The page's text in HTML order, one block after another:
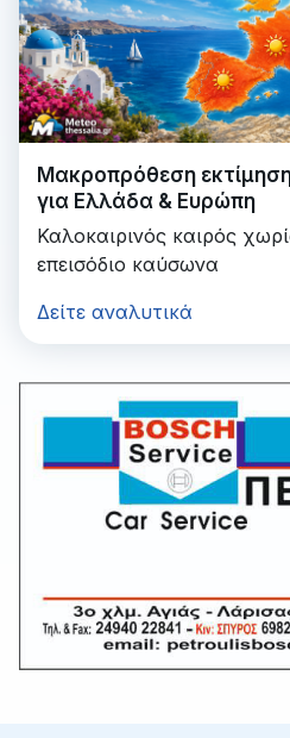
Μακροπρόθεση
για Ελλάδα & Ευρώπη
Καλοκαιρινός καιρός
επεισόδιο καύσωνα
Δείτε αναλυτικά